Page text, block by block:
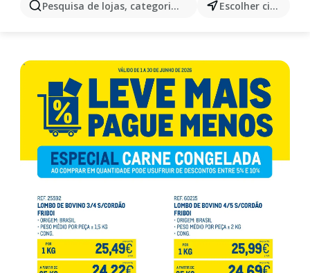
Pesquisa de lojas, categorias,produtos... Escolher cidade